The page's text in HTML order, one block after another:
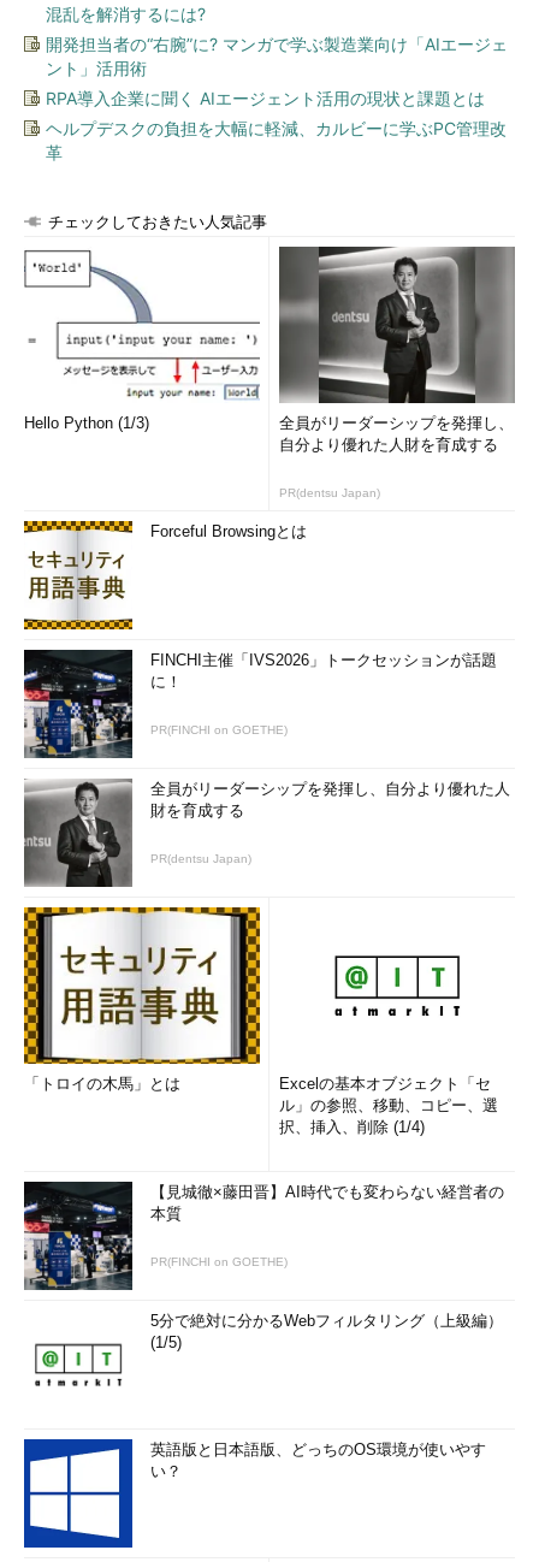
混乱を解消するには?
開発担当者の“右腕”に? マンガで学ぶ製造業向け「AIエージェ
ント」活用術
RPA導入企業に聞く AIエージェント活用の現状と課題とは
ヘルプデスクの負担を大幅に軽減、カルビーに学ぶPC管理改
革
チェックしておきたい人気記事
Hello Python (1/3)
全員がリーダーシップを発揮し、
自分より優れた人財を育成する
PR(dentsu Japan)
Forceful Browsingとは
FINCHI主催「IVS2026」トークセッションが話題
に！
PR(FINCHI on GOETHE)
全員がリーダーシップを発揮し、自分より優れた人
財を育成する
PR(dentsu Japan)
「トロイの木馬」とは
Excelの基本オブジェクト「セ
ル」の参照、移動、コピー、選
択、挿入、削除 (1/4)
【見城徹×藤田晋】AI時代でも変わらない経営者の
本質
PR(FINCHI on GOETHE)
5分で絶対に分かるWebフィルタリング（上級編）
(1/5)
英語版と日本語版、どっちのOS環境が使いやす
い？